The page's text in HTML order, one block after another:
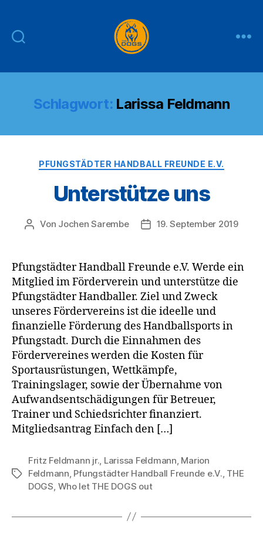
DOGS
Schlagwort: Larissa Feldmann
Kategorien
PFUNGSTÄDTER HANDBALL FREUNDE E.V.
Unterstütze uns
Beitragsautor
Von Jochen Sarembe Veröffentlichungsdatum
19. September 2019
Pfungstädter Handball Freunde e.V. Werde ein
Mitglied im Förderverein und unterstütze die
Pfungstädter Handballer. Ziel und Zweck
unseres Fördervereins ist die ideelle und
finanzielle Förderung des Handballsports in
Pfungstadt. Durch die Einnahmen des
Fördervereines werden die Kosten für
Sportausrüstungen, Wettkämpfe,
Trainingslager, sowie der Übernahme von
Aufwandsentschädigungen für Betreuer,
Trainer und Schiedsrichter finanziert.
Mitgliedsantrag Einfach den […]
Schlagwörter
Fritz Feldmann jr. Larissa Feldmann Marion
Feldmann Pfungstädter Handball Freunde e.V. THE
DOGS Who let THE DOGS out